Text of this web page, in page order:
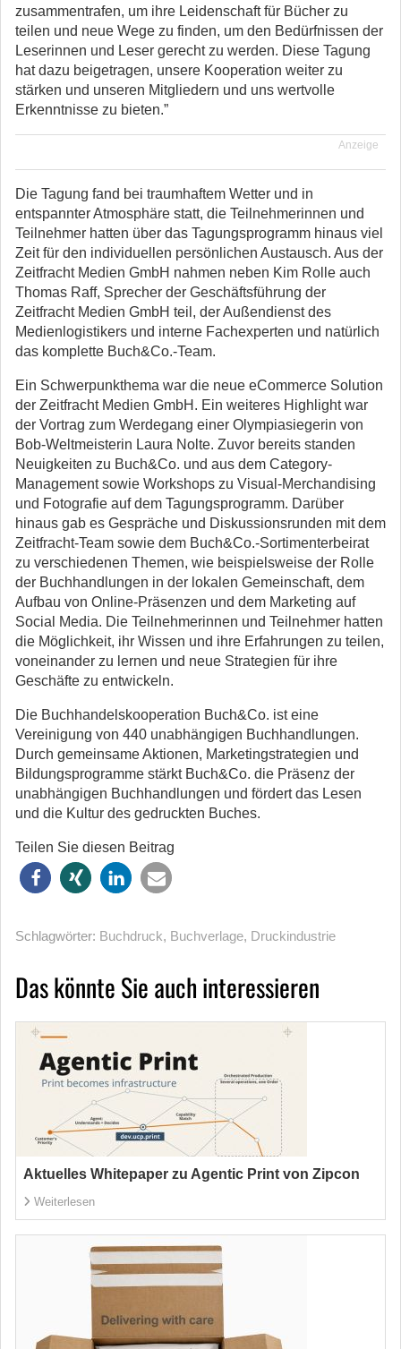
zusammentrafen, um ihre Leidenschaft für Bücher zu
teilen und neue Wege zu finden, um den Bedürfnissen der
Leserinnen und Leser gerecht zu werden. Diese Tagung
hat dazu beigetragen, unsere Kooperation weiter zu
stärken und unseren Mitgliedern und uns wertvolle
Erkenntnisse zu bieten.”
Anzeige
Die Tagung fand bei traumhaftem Wetter und in
entspannter Atmosphäre statt, die Teilnehmerinnen und
Teilnehmer hatten über das Tagungsprogramm hinaus viel
Zeit für den individuellen persönlichen Austausch. Aus der
Zeitfracht Medien GmbH nahmen neben Kim Rolle auch
Thomas Raff, Sprecher der Geschäftsführung der
Zeitfracht Medien GmbH teil, der Außendienst des
Medienlogistikers und interne Fachexperten und natürlich
das komplette Buch&Co.-Team.
Ein Schwerpunkthema war die neue eCommerce Solution
der Zeitfracht Medien GmbH. Ein weiteres Highlight war
der Vortrag zum Werdegang einer Olympiasiegerin von
Bob-Weltmeisterin Laura Nolte. Zuvor bereits standen
Neuigkeiten zu Buch&Co. und aus dem Category-
Management sowie Workshops zu Visual-Merchandising
und Fotografie auf dem Tagungsprogramm. Darüber
hinaus gab es Gespräche und Diskussionsrunden mit dem
Zeitfracht-Team sowie dem Buch&Co.-Sortimenterbeirat
zu verschiedenen Themen, wie beispielsweise der Rolle
der Buchhandlungen in der lokalen Gemeinschaft, dem
Aufbau von Online-Präsenzen und dem Marketing auf
Social Media. Die Teilnehmerinnen und Teilnehmer hatten
die Möglichkeit, ihr Wissen und ihre Erfahrungen zu teilen,
voneinander zu lernen und neue Strategien für ihre
Geschäfte zu entwickeln.
Die Buchhandelskooperation Buch&Co. ist eine
Vereinigung von 440 unabhängigen Buchhandlungen.
Durch gemeinsame Aktionen, Marketingstrategien und
Bildungsprogramme stärkt Buch&Co. die Präsenz der
unabhängigen Buchhandlungen und fördert das Lesen
und die Kultur des gedruckten Buches.
Teilen Sie diesen Beitrag
Schlagwörter: Buchdruck, Buchverlage, Druckindustrie
Das könnte Sie auch interessieren
Aktuelles Whitepaper zu Agentic Print von Zipcon
Weiterlesen